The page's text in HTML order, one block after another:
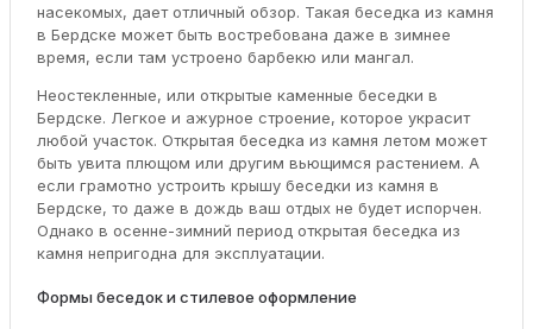
насекомых, дает отличный обзор. Такая беседка из камня
в Бердске может быть востребована даже в зимнее
время, если там устроено барбекю или мангал.
Неостекленные, или открытые каменные беседки в
Бердске. Легкое и ажурное строение, которое украсит
любой участок. Открытая беседка из камня летом может
быть увита плющом или другим вьющимся растением. А
если грамотно устроить крышу беседки из камня в
Бердске, то даже в дождь ваш отдых не будет испорчен.
Однако в осенне-зимний период открытая беседка из
камня непригодна для эксплуатации.
Формы беседок и стилевое оформление